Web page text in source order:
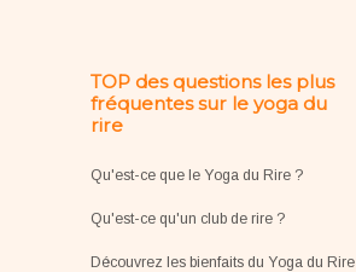
TOP des questions les plus
fréquentes sur le yoga du
rire
Qu'est-ce que le Yoga du Rire ?
Qu'est-ce qu'un club de rire ?
Découvrez les bienfaits du Yoga du Rire